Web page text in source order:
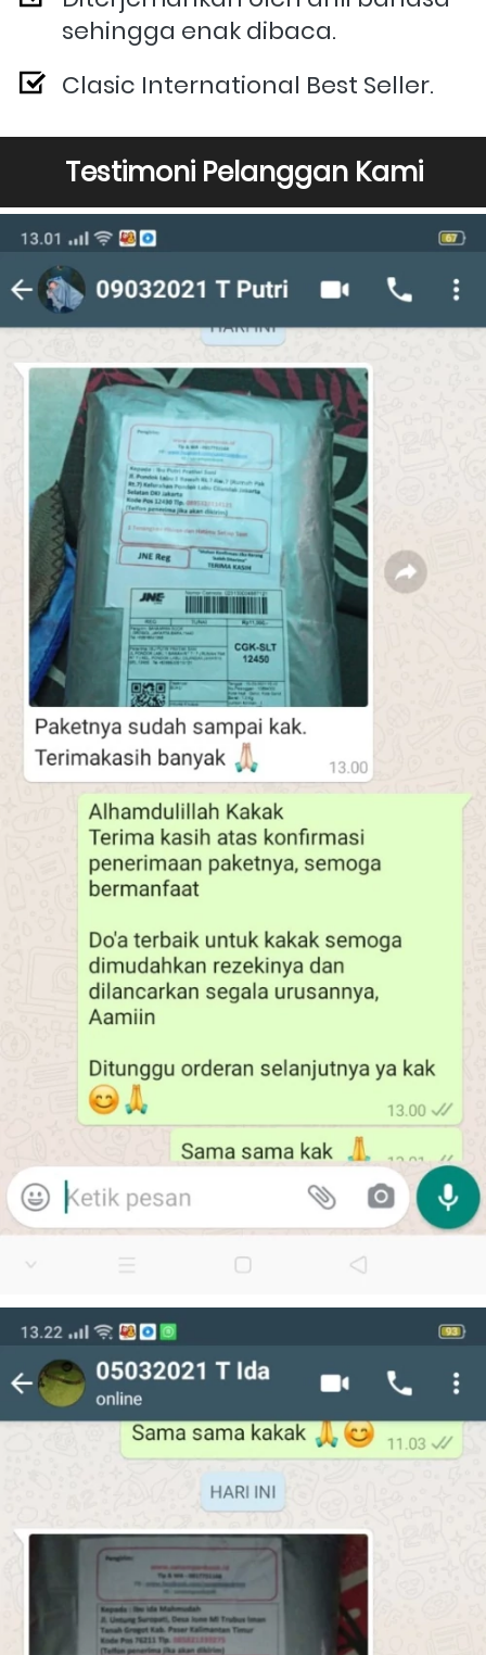
sehingga enak dibaca.
Clasic International Best Seller.
Testimoni Pelanggan Kami